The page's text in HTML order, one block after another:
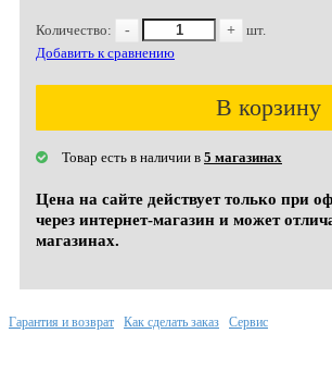
Количество: - +
шт.
Добавить к сравнению
В корзину
Товар есть в наличии в 5 магазинах
Цена на сайте действует только при
через интернет-магазин и может
магазинах.
Гарантия и возврат Как сделать заказ Сервис